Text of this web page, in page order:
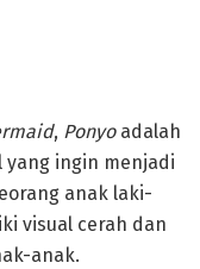
, Ponyoadalah
ingin menjadi
anak laki-
visual cerah dan
anak.